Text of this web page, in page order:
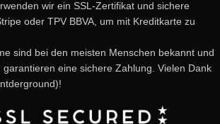
wir ein SSL-Zertifikat und sichere
oder TPV BBVA, um mit Kreditkarte zu
sind bei den meisten Menschen bekannt und
eine sichere Zahlung. Vielen Dank